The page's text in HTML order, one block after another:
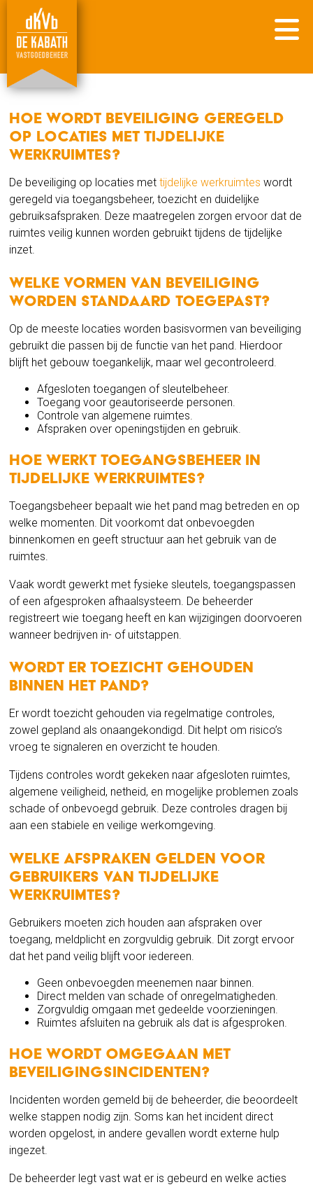
Hoe wordt beveiliging geregeld
op locaties met tijdelijke
werkruimtes?
De beveiliging op locaties mettijdelijke werkruimtes wordt
geregeld via toegangsbeheer, toezicht en duidelijke
gebruiksafspraken. Deze maatregelen zorgen ervoor dat de
ruimtes veilig kunnen worden gebruikt tijdens de tijdelijke
inzet.
Welke vormen van beveiliging
worden standaard toegepast?
Op de meeste locaties worden basisvormen van beveiliging
gebruikt die passen bij de functie van het pand. Hierdoor
blijft het gebouw toegankelijk, maar wel gecontroleerd.
Afgesloten toegangen of sleutelbeheer.
Toegang voor geautoriseerde personen.
Controle van algemene ruimtes.
Afspraken over openingstijden en gebruik.
Hoe werkt toegangsbeheer in
tijdelijke werkruimtes?
Toegangsbeheer bepaalt wie het pand mag betreden en op
welke momenten. Dit voorkomt dat onbevoegden
binnenkomen en geeft structuur aan het gebruik van de
ruimtes.
Vaak wordt gewerkt met fysieke sleutels, toegangspassen
of een afgesproken afhaalsysteem. De beheerder
registreert wie toegang heeft en kan wijzigingen doorvoeren
wanneer bedrijven in- of uitstappen.
Wordt er toezicht gehouden
binnen het pand?
Er wordt toezicht gehouden via regelmatige controles,
zowel gepland als onaangekondigd. Dit helpt om risico’s
vroeg te signaleren en overzicht te houden.
Tijdens controles wordt gekeken naar afgesloten ruimtes,
algemene veiligheid, netheid, en mogelijke problemen zoals
schade of onbevoegd gebruik. Deze controles dragen bij
aan een stabiele en veilige werkomgeving.
Welke afspraken gelden voor
gebruikers van tijdelijke
werkruimtes?
Gebruikers moeten zich houden aan afspraken over
toegang, meldplicht en zorgvuldig gebruik. Dit zorgt ervoor
dat het pand veilig blijft voor iedereen.
Geen onbevoegden meenemen naar binnen.
Direct melden van schade of onregelmatigheden.
Zorgvuldig omgaan met gedeelde voorzieningen.
Ruimtes afsluiten na gebruik als dat is afgesproken.
Hoe wordt omgegaan met
beveiligingsincidenten?
Incidenten worden gemeld bij de beheerder, die beoordeelt
welke stappen nodig zijn. Soms kan het incident direct
worden opgelost, in andere gevallen wordt externe hulp
ingezet.
De beheerder legt vast wat er is gebeurd en welke acties